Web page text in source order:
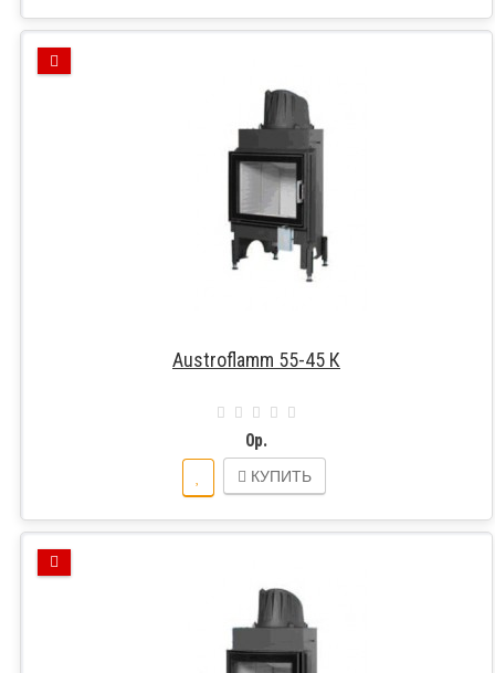
Austroflamm 55-45 К
0р.
КУПИТЬ